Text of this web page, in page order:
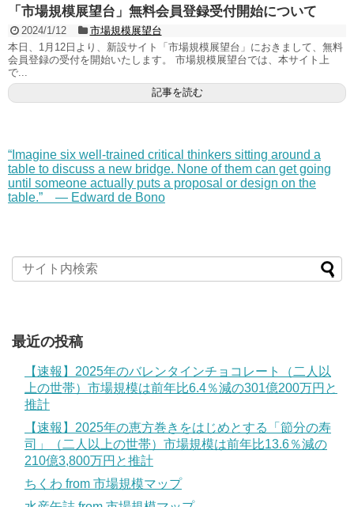
「市場規模展望台」無料会員登録受付開始について
2024/1/12
市場規模展望台
本日、1月12日より、新設サイト「市場規模展望台」におきまして、無料
会員登録の受付を開始いたします。 市場規模展望台では、本サイト上
で...
記事を読む
“Imagine six well-trained critical thinkers sitting around a
table to discuss a new bridge. None of them can get going
until someone actually puts a proposal or design on the
table.” — Edward de Bono
最近の投稿
【速報】2025年のバレンタインチョコレート（二人以
上の世帯）市場規模は前年比6.4％減の301億200万円と
推計
【速報】2025年の恵方巻きをはじめとする「節分の寿
司」（二人以上の世帯）市場規模は前年比13.6％減の
210億3,800万円と推計
ちくわ from 市場規模マップ